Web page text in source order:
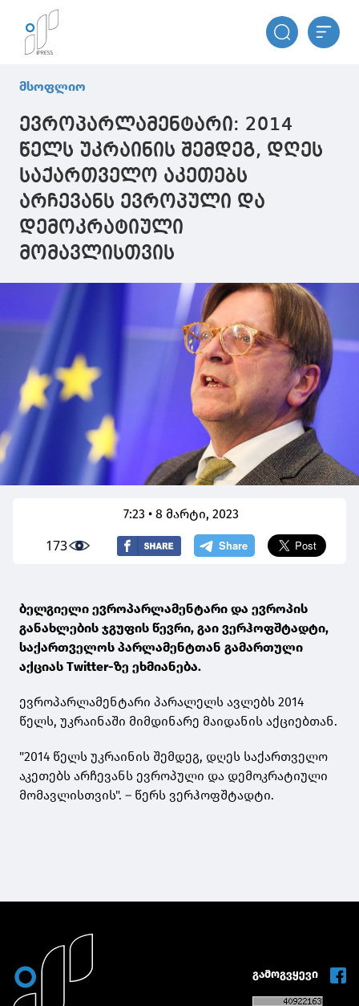
მსოფლიო
ევროპარლამენტარი: 2014
წელს უკრაინის შემდეგ, დღეს
საქართველო აკეთებს
არჩევანს ევროპული და
დემოკრატიული
მომავლისთვის
7:23 • 8 მარტი, 2023
173
ბელგიელი ევროპარლამენტარი და ევროპის
განახლების ჯგუფის წევრი, გაი ვერჰოფშტადტი,
საქართველოს პარლამენტთან გამართული
აქციას Twitter-ზე ეხმიანება.
ევროპარლამენტარი პარალელს ავლებს 2014
წელს, უკრაინაში მიმდინარე მაიდანის აქციებთან.
"2014 წელს უკრაინის შემდეგ, დღეს საქართველო
აკეთებს არჩევანს ევროპული და დემოკრატიული
მომავლისთვის". – წერს ვერჰოფშტადტი.
გამოგვყევი